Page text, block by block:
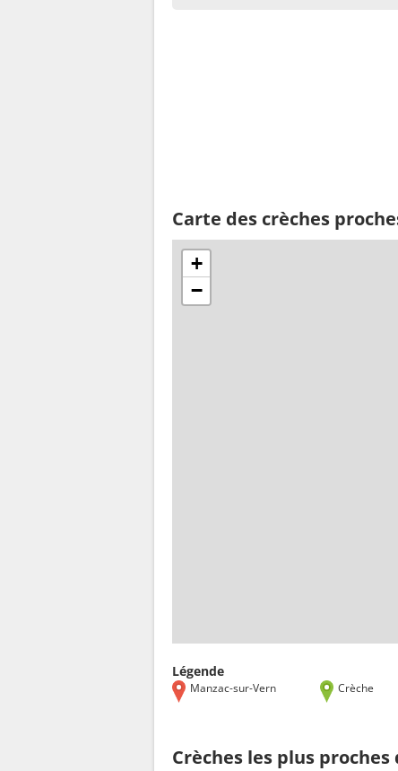
Carte des crèches
+
−
Légende
Manzac-sur-Vern Crèche
Crèches les plus